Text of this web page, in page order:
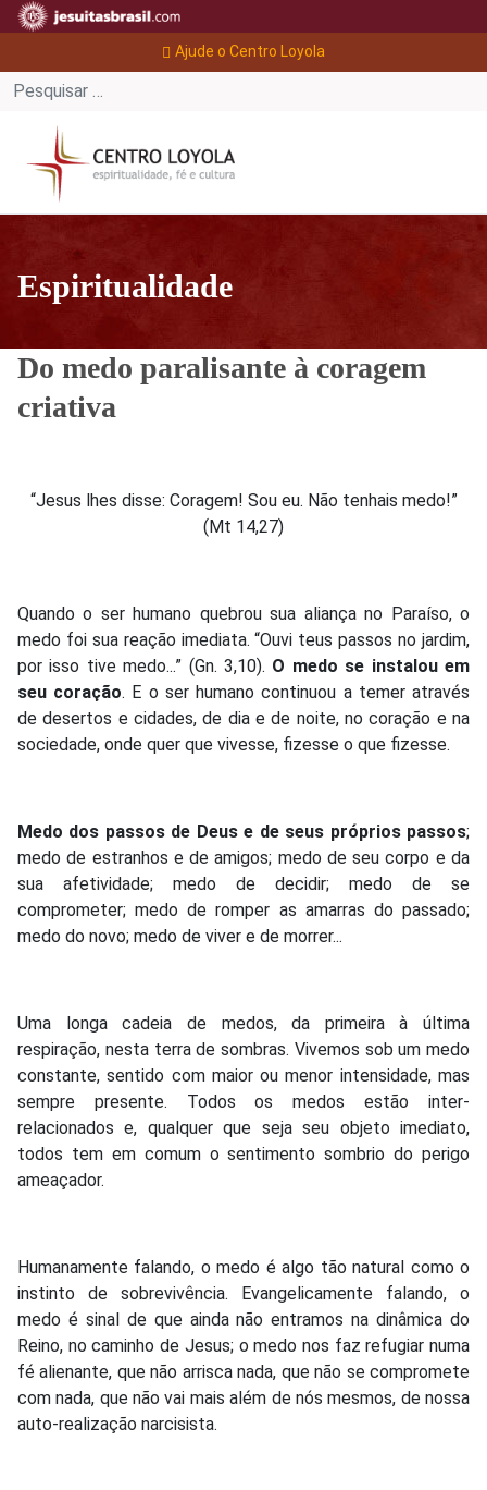
Ajude o Centro Loyola
Espiritualidade
Do medo paralisante à coragem
criativa
“Jesus lhes disse: Coragem! Sou eu. Não tenhais medo!”
(Mt 14,27)
Quando o ser humano quebrou sua aliança no Paraíso, o
medo foi sua reação imediata. “Ouvi teus passos no jardim,
por isso tive medo...” (Gn. 3,10). O medo se instalou em
seu coração. E o ser humano continuou a temer através
de desertos e cidades, de dia e de noite, no coração e na
sociedade, onde quer que vivesse, fizesse o que fizesse.
Medo dos passos de Deus e de seus próprios passos;
medo de estranhos e de amigos; medo de seu corpo e da
sua afetividade; medo de decidir; medo de se
comprometer; medo de romper as amarras do passado;
medo do novo; medo de viver e de morrer...
Uma longa cadeia de medos, da primeira à última
respiração, nesta terra de sombras. Vivemos sob um medo
constante, sentido com maior ou menor intensidade, mas
sempre presente. Todos os medos estão inter-
relacionados e, qualquer que seja seu objeto imediato,
todos tem em comum o sentimento sombrio do perigo
ameaçador.
Humanamente falando, o medo é algo tão natural como o
instinto de sobrevivência. Evangelicamente falando, o
medo é sinal de que ainda não entramos na dinâmica do
Reino, no caminho de Jesus; o medo nos faz refugiar numa
fé alienante, que não arrisca nada, que não se compromete
com nada, que não vai mais além de nós mesmos, de nossa
auto-realização narcisista.